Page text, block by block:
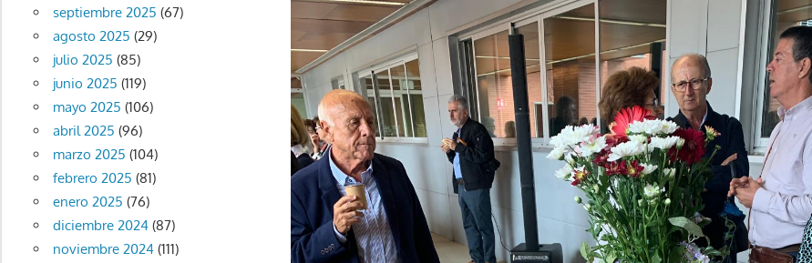
septiembre 2025 (67)
agosto 2025 (29)
julio 2025 (85)
junio 2025 (119)
mayo 2025 (106)
abril 2025 (96)
marzo 2025 (104)
febrero 2025 (81)
enero 2025 (76)
diciembre 2024(87)
noviembre 2024(111)